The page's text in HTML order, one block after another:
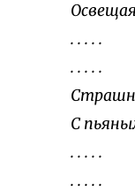
. . . . .
. . . . .
С
. . . . .
. . . . .